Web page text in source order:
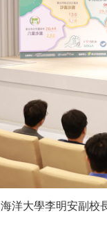
海洋大學李明安副校